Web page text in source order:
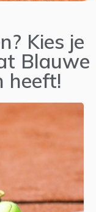
Kies je
Blauwe
heeft!